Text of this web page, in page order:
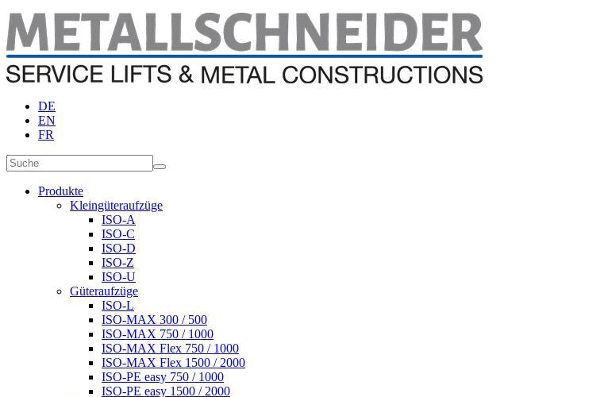
DE
EN
FR
Produkte
Kleingüteraufzüge
ISO-A
ISO-C
ISO-D
ISO-Z
ISO-U
Güteraufzüge
ISO-L
ISO-MAX 300 / 500
ISO-MAX 750 / 1000
ISO-MAX Flex 750 / 1000
ISO-MAX Flex 1500 / 2000
ISO-PE easy 750 / 1000
ISO-PE easy 1500 / 2000